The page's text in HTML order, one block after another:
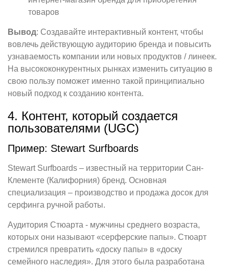
товаров
Вывод: Создавайте интерактивный контент, чтобы
вовлечь действующую аудиторию бренда и повысить
узнаваемость компании или новых продуктов / линеек.
На высококонкурентных рынках изменить ситуацию в
свою пользу поможет именно такой принципиально
новый подход к созданию контента.
4. Контент, который создается
пользователями (UGC)
Пример: Stewart Surfboards
Stewart Surfboards – известный на территории Сан-
Клементе (Калифорния) бренд. Основная
специализация – производство и продажа досок для
серфинга ручной работы.
Аудитория Стюарта - мужчины среднего возраста,
которых они называют «серферские папы». Стюарт
стремился превратить «доску папы» в «доску
семейного наследия». Для этого была разработана